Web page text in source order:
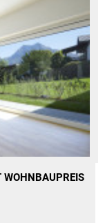
WOHNBAUPREIS